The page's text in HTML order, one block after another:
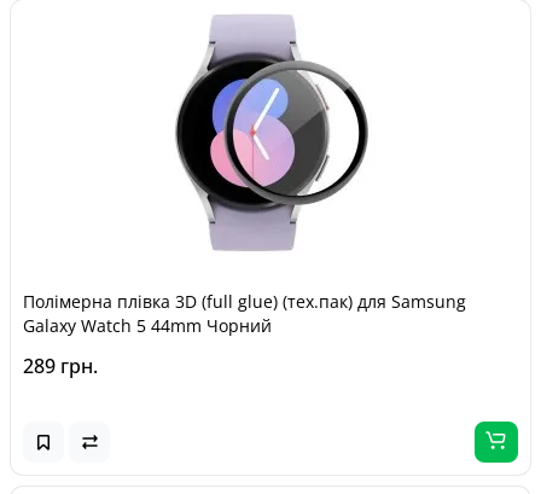
Полімерна плівка 3D (full glue) (тех.пак) для Samsung
Galaxy Watch 5 44mm Чорний
289 грн.